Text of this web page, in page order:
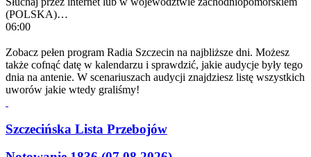
(POLSKA)…
06:00
Zobacz pełen program Radia Szczecin na najbliższe dni. Możesz
także cofnąć datę w kalendarzu i sprawdzić, jakie audycje były tego
dnia na antenie. W scenariuszach audycji znajdziesz listę wszystkich
uworów jakie wtedy graliśmy!
Szczecińska Lista Przebojów